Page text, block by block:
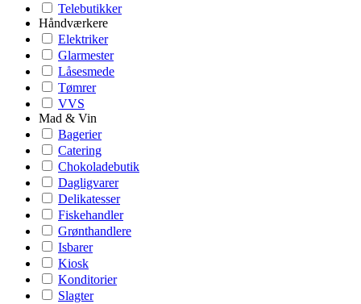
Telebutikker
Håndværkere
Elektriker
Glarmester
Låsesmede
Tømrer
VVS
Mad & Vin
Bagerier
Catering
Chokoladebutik
Dagligvarer
Delikatesser
Fiskehandler
Grønthandlere
Isbarer
Kiosk
Konditorier
Slagter